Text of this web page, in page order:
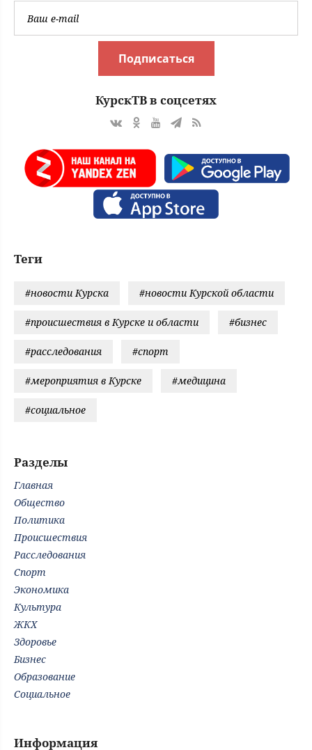
Подписаться
КурскТВ в соцсетях
Теги
#новости Курска #новости Курской области
#происшествия в Курске и области #бизнес
#расследования #спорт
#мероприятия в Курске #медицина
#социальное
Разделы
Главная
Общество
Политика
Происшествия
Расследования
Спорт
Экономика
Культура
ЖКХ
Здоровье
Бизнес
Образование
Социальное
Информация